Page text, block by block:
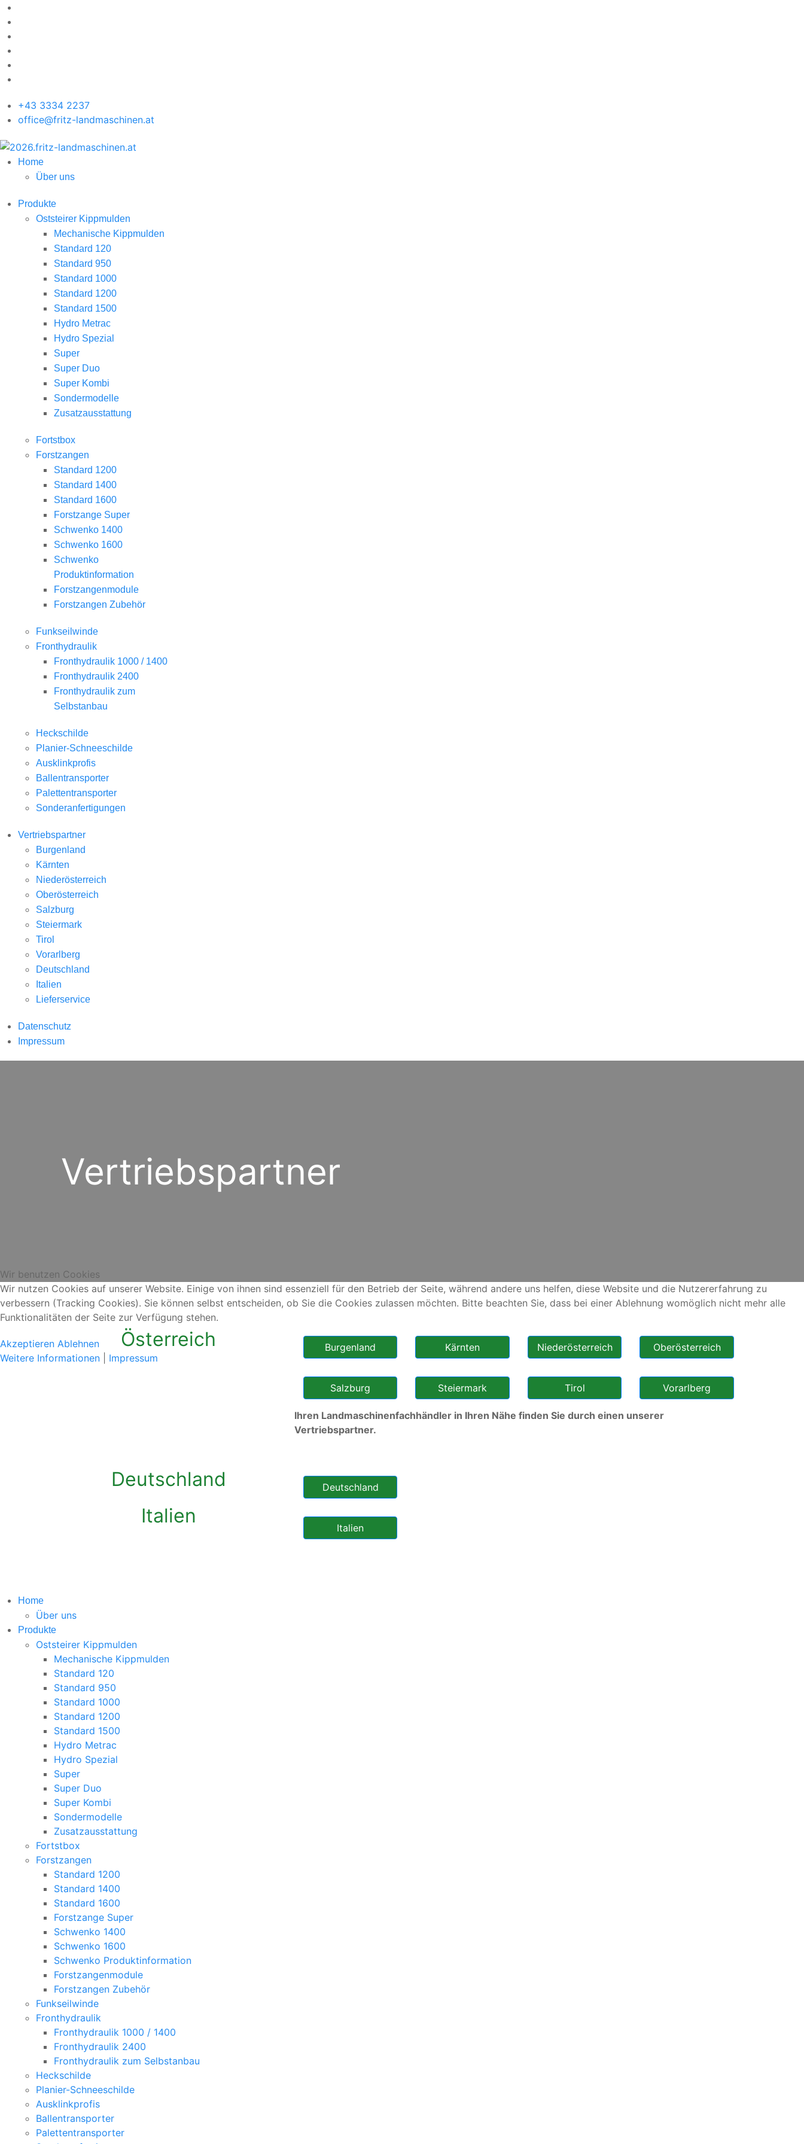
+43 3334 2237
office@fritz-landmaschinen.at
Home
Über uns
Produkte
Oststeirer Kippmulden
Mechanische Kippmulden
Standard 120
Standard 950
Standard 1000
Standard 1200
Standard 1500
Hydro Metrac
Hydro Spezial
Super
Super Duo
Super Kombi
Sondermodelle
Zusatzausstattung
Fortstbox
Forstzangen
Standard 1200
Standard 1400
Standard 1600
Forstzange Super
Schwenko 1400
Schwenko 1600
Schwenko
Produktinformation
Forstzangenmodule
Forstzangen Zubehör
Funkseilwinde
Fronthydraulik
Fronthydraulik 1000 / 1400
Fronthydraulik 2400
Fronthydraulik zum
Selbstanbau
Heckschilde
Planier-Schneeschilde
Ausklinkprofis
Ballentransporter
Palettentransporter
Sonderanfertigungen
Vertriebspartner
Burgenland
Kärnten
Niederösterreich
Oberösterreich
Salzburg
Steiermark
Tirol
Vorarlberg
Deutschland
Italien
Lieferservice
Datenschutz
Impressum
Vertriebspartner
Österreich Burgenland Kärnten Niederösterreich Oberösterreich
Salzburg Steiermark Tirol Vorarlberg
Ihren Landmaschinenfachhändler in Ihren Nähe finden Sie durch einen unserer
Vertriebspartner.
Deutschland
Italien
Deutschland
Italien
Home
Über uns
Produkte
Oststeirer Kippmulden
Mechanische Kippmulden
Standard 120
Standard 950
Standard 1000
Standard 1200
Standard 1500
Hydro Metrac
Hydro Spezial
Super
Super Duo
Super Kombi
Sondermodelle
Zusatzausstattung
Fortstbox
Forstzangen
Standard 1200
Standard 1400
Standard 1600
Forstzange Super
Schwenko 1400
Schwenko 1600
Schwenko Produktinformation
Forstzangenmodule
Forstzangen Zubehör
Funkseilwinde
Fronthydraulik
Fronthydraulik 1000 / 1400
Fronthydraulik 2400
Fronthydraulik zum Selbstanbau
Heckschilde
Planier-Schneeschilde
Ausklinkprofis
Ballentransporter
Palettentransporter
Wir benutzen Cookies
Wir nutzen Cookies auf unserer Website. Einige von ihnen sind essenziell für den Betrieb der Seite, während andere uns helfen, diese Website und die Nutzererfahrung zu
verbessern (Tracking Cookies). Sie können selbst entscheiden, ob Sie die Cookies zulassen möchten. Bitte beachten Sie, dass bei einer Ablehnung womöglich nicht mehr alle
Funktionalitäten der Seite zur Verfügung stehen.
Akzeptieren Ablehnen
Weitere Informationen
Impressum